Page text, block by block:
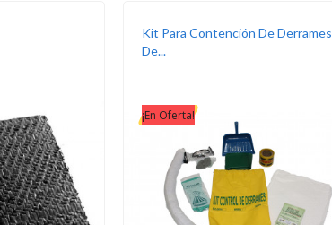
Kit Para Contención De Derrames
De...
¡En Oferta!